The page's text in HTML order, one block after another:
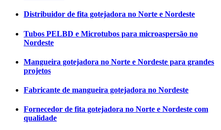
Distribuidor de fita gotejadora no Norte e Nordeste
Tubos PELBD e Microtubos para microaspersão no
Nordeste
Mangueira gotejadora no Norte e Nordeste para grandes
projetos
Fabricante de mangueira gotejadora no Nordeste
Fornecedor de fita gotejadora no Norte e Nordeste com
qualidade